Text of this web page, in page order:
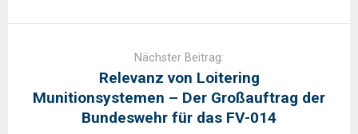
Nächster Beitrag:
Relevanz von Loitering
Munitionsystemen – Der Großauftrag der
Bundeswehr für das FV-014